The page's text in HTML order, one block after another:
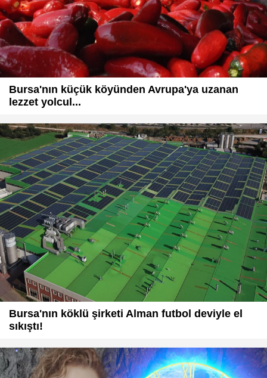
Bursa'nın küçük köyünden Avrupa'ya uzanan
lezzet yolcul...
Bursa'nın köklü şirketi Alman futbol deviyle el
sıkıştı!